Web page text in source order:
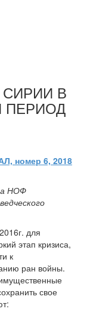
В
ПЕРИОД
номер 6, 2018
НОФ
для
этап кризиса,
к
ран войны.
свое